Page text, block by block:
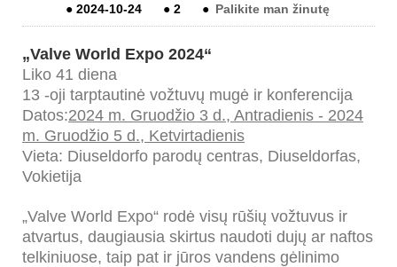
● 2024-10-24 ● 2 ● Palikite man žinutę
„Valve World Expo 2024“
Liko 41 diena
13 -oji tarptautinė vožtuvų mugė ir konferencija
Datos:2024 m. Gruodžio 3 d., Antradienis - 2024
m. Gruodžio 5 d., Ketvirtadienis
Vieta: Diuseldorfo parodų centras, Diuseldorfas,
Vokietija
„Valve World Expo“ rodė visų rūšių vožtuvus ir
atvartus, daugiausia skirtus naudoti dujų ar naftos
telkiniuose, taip pat ir jūros vandens gėlinimo